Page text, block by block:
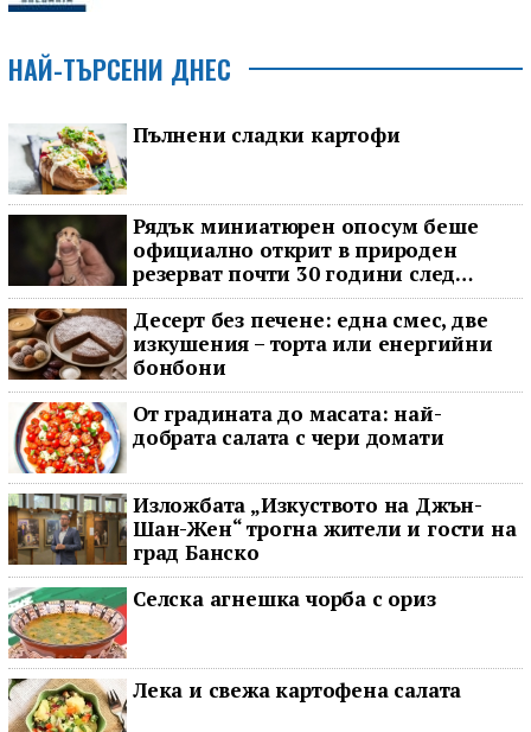
НАЙ-ТЪРСЕНИ ДНЕС
Пълнени сладки картофи
Рядък миниатюрен опосум беше
официално открит в природен
резерват почти 30 години след
последното му наблюдение
Десерт без печене: една смес, две
изкушения – торта или енергийни
бонбони
От градината до масата: най-
добрата салата с чери домати
Изложбата „Изкуството на Джън-
Шан-Жен“ трогна жители и гости на
град Банско
Селска агнешка чорба с ориз
Лека и свежа картофена салата